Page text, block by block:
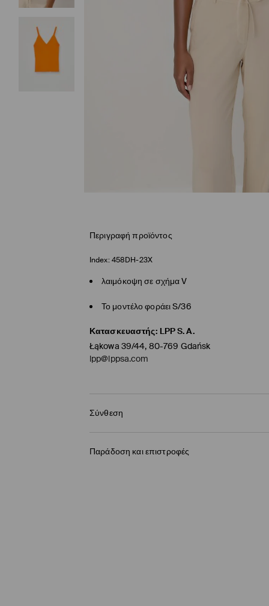
Περιγραφή προϊόντος
Index: 458DH-23X
λαιμόκοψη σε σχήμα V
Το μοντέλο φοράει S/36
Κατασκευαστής: LPP S.A.
Łąkowa 39/44, 80-769 Gdańsk
lpp@lppsa.com
Σύνθεση
Παράδοση και επιστροφές